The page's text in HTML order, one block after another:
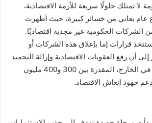
لا تمتلك حلولًا سريعة للأزمة الاقتصادية،
يعاني من خسائر كبيرة، حيث أظهرت
أن 70% من الشركات الحكومية غير مجدية اقتصاديًا.
قرارات إما بإغلاق هذه الشركات أو
أن رفع العقوبات الاقتصادية وإزالة التجميد
عن الأموال السورية في الخارج، المقدرة بين 300 و400 مليون
جهود إنعاش الاقتصاد.